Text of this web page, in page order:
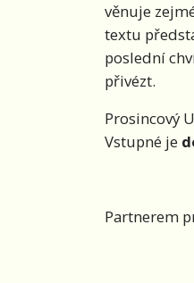
věnuje
textu
poslední
přivézt.
Prosincový
Vstupné je
Partnerem